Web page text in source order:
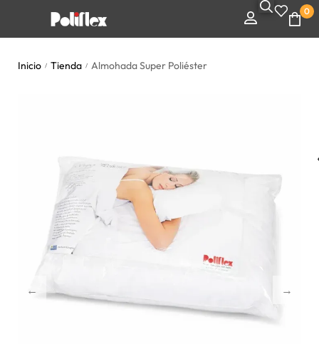
0
Inicio / Tienda / Almohada Super Poliéster